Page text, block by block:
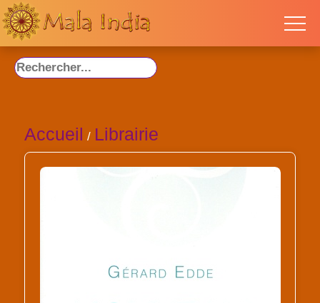
Accueil / Librairie